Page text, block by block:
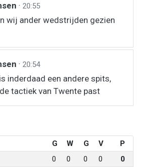
· 20:55
wij ander wedstrijden gezien
· 20:54
inderdaad een andere spits,
tactiek van Twente past
G W G V
P
0 0 0 0
0